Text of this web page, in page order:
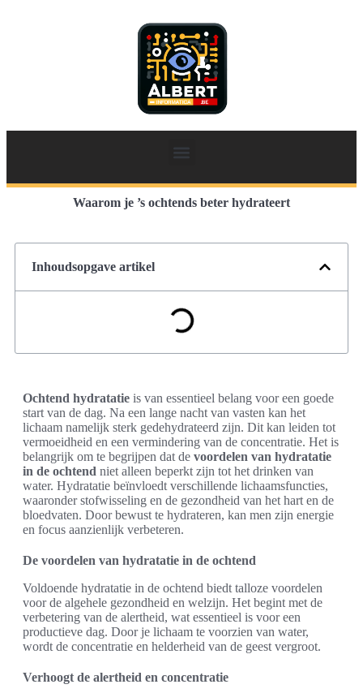
Waarom je ’s ochtends beter hydrateert
Inhoudsopgave artikel
Ochtend hydratatie is van essentieel belang voor een goede
start van de dag. Na een lange nacht van vasten kan het
lichaam namelijk sterk gedehydrateerd zijn. Dit kan leiden tot
vermoeidheid en een vermindering van de concentratie. Het is
belangrijk om te begrijpen dat de voordelen van hydratatie
in de ochtend niet alleen beperkt zijn tot het drinken van
water. Hydratatie beïnvloedt verschillende lichaamsfuncties,
waaronder stofwisseling en de gezondheid van het hart en de
bloedvaten. Door bewust te hydrateren, kan men zijn energie
en focus aanzienlijk verbeteren.
De voordelen van hydratatie in de ochtend
Voldoende hydratatie in de ochtend biedt talloze voordelen
voor de algehele gezondheid en welzijn. Het begint met de
verbetering van de alertheid, wat essentieel is voor een
productieve dag. Door je lichaam te voorzien van water,
wordt de concentratie en helderheid van de geest vergroot.
Verhoogt de alertheid en concentratie